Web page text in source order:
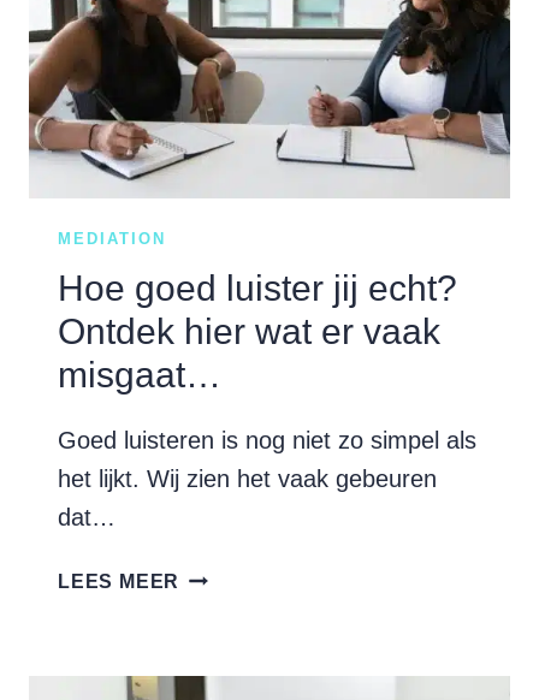
MEDIATION
Hoe goed luister jij echt?
Ontdek hier wat er vaak
misgaat…
Goed luisteren is nog niet zo simpel als
het lijkt. Wij zien het vaak gebeuren
dat…
LEES MEER HOE